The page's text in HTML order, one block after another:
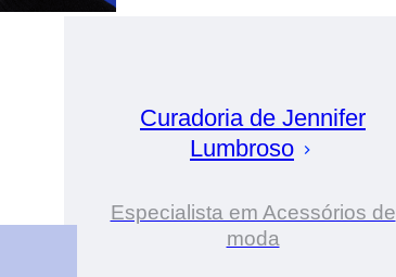
Curadoria de Jennifer
Lumbroso
Especialista em Acessórios de
moda